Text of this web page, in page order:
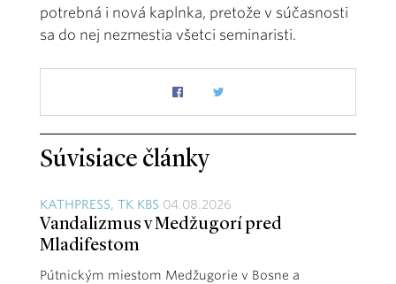
potrebná i nová kaplnka, pretože v súčasnosti
sa do nej nezmestia všetci seminaristi.
Súvisiace články
KATHPRESS, TK KBS 04.08.2026
Vandalizmus v Medžugorí pred
Mladifestom
Pútnickým miestom Medžugorie v Bosne a